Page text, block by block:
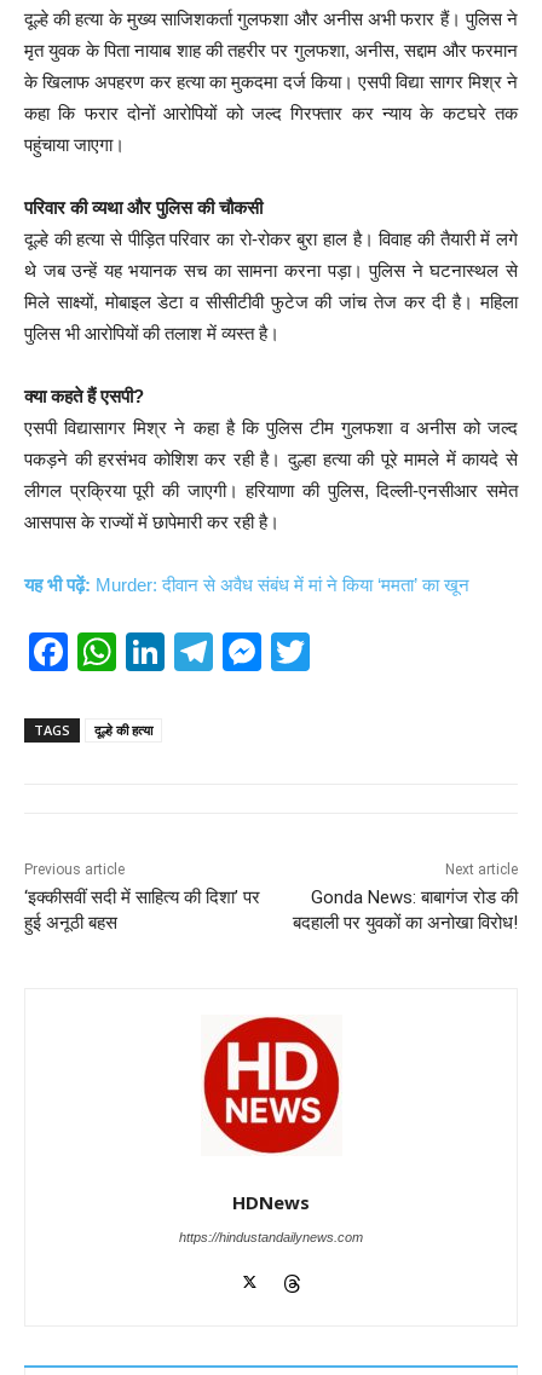
दूल्हे की हत्या के मुख्य साजिशकर्ता गुलफशा और अनीस अभी फरार हैं। पुलिस ने
मृत युवक के पिता नायाब शाह की तहरीर पर गुलफशा, अनीस, सद्दाम और फरमान
के खिलाफ अपहरण कर हत्या का मुकदमा दर्ज किया। एसपी विद्या सागर मिश्र ने
कहा कि फरार दोनों आरोपियों को जल्द गिरफ्तार कर न्याय के कटघरे तक
पहुंचाया जाएगा।
परिवार की व्यथा और पुलिस की चौकसी
दूल्हे की हत्या से पीड़ित परिवार का रो-रोकर बुरा हाल है। विवाह की तैयारी में लगे
थे जब उन्हें यह भयानक सच का सामना करना पड़ा। पुलिस ने घटनास्थल से
मिले साक्ष्यों, मोबाइल डेटा व सीसीटीवी फुटेज की जांच तेज कर दी है। महिला
पुलिस भी आरोपियों की तलाश में व्यस्त है।
क्या कहते हैं एसपी?
एसपी विद्यासागर मिश्र ने कहा है कि पुलिस टीम गुलफशा व अनीस को जल्द
पकड़ने की हरसंभव कोशिश कर रही है। दुल्हा हत्या की पूरे मामले में कायदे से
लीगल प्रक्रिया पूरी की जाएगी। हरियाणा की पुलिस, दिल्ली-एनसीआर समेत
आसपास के राज्यों में छापेमारी कर रही है।
यह भी पढ़ें: Murder: दीवान से अवैध संबंध में मां ने किया ‘ममता’ का खून
F
c
o
k
W
at
p
Li
T
M
TAGS दूल्हे की हत्या
Previous article
‘इक्कीसवीं सदी में साहित्य की दिशा’ पर
हुई अनूठी बहस
Next article
Gonda News: बाबागंज रोड की
बदहाली पर युवकों का अनोखा विरोध!
HDNews
https://hindustandailynews.com